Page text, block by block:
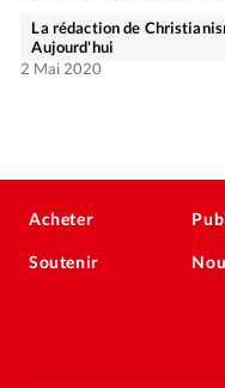
La rédaction de
Aujourd'hui
2 Mai 2020
Acheter
Soutenir